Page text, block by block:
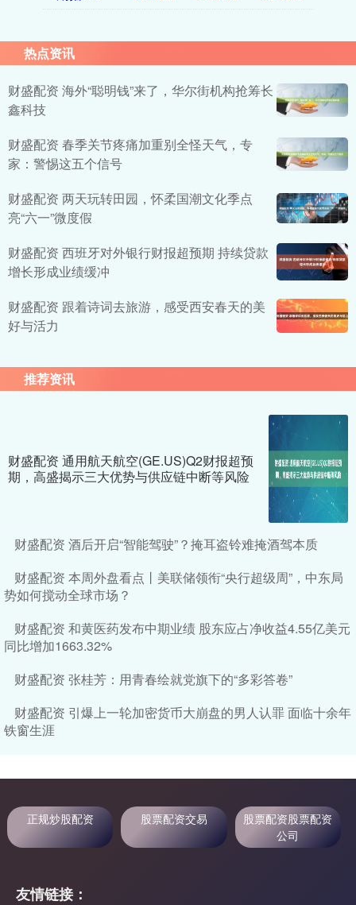
热点资讯
财盛配资 海外“聪明钱”来了，华尔街机构抢筹长
鑫科技
财盛配资 春季关节疼痛加重别全怪天气，专
家：警惕这五个信号
财盛配资 两天玩转田园，怀柔国潮文化季点
亮“六一”微度假
财盛配资 西班牙对外银行财报超预期 持续贷款
增长形成业绩缓冲
财盛配资 跟着诗词去旅游，感受西安春天的美
好与活力
推荐资讯
财盛配资 通用航天航空(GE.US)Q2财报超预
期，高盛揭示三大优势与供应链中断等风险
财盛配资 酒后开启“智能驾驶”？掩耳盗铃难掩酒驾本质
财盛配资 本周外盘看点丨美联储领衔“央行超级周”，中东局
势如何搅动全球市场？
财盛配资 和黄医药发布中期业绩 股东应占净收益4.55亿美元
同比增加1663.32%
财盛配资 张桂芳：用青春绘就党旗下的“多彩答卷”
财盛配资 引爆上一轮加密货币大崩盘的男人认罪 面临十余年
铁窗生涯
正规炒股配资 股票配资交易
股票配资股票配资
公司
友情链接：